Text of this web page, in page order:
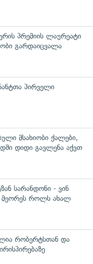
პრემიის ლაურეატი
გარდაიცვალა
პირველი
მსახიობი ქალები,
დიდი გავლენა აქვთ
სარანდონი - ვინ
მეორეს როლს ახალ
რობერტსთან და